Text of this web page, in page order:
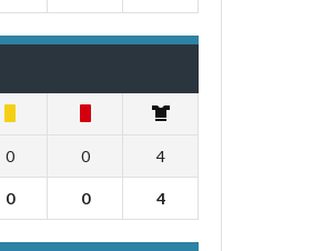
0 0 4
0 0 4